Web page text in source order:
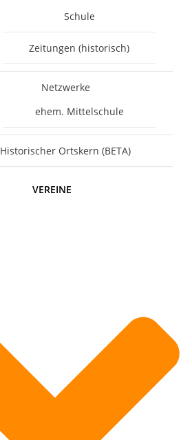
Schule
Zeitungen (historisch)
Netzwerke
ehem. Mittelschule
Historischer Ortskern (BETA)
VEREINE